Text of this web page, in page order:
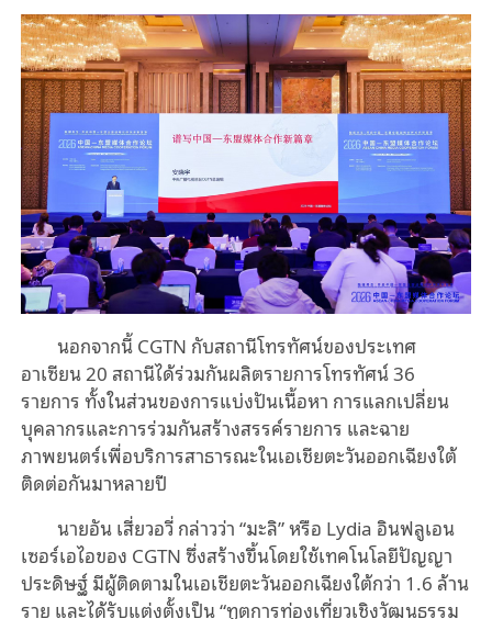
นอกจากนี้ CGTN กับสถานีโทรทัศน์ของประเทศ
อาเซียน 20 สถานีได้ร่วมกันผลิตรายการโทรทัศน์ 36
รายการ ทั้งในส่วนของการแบ่งปันเนื้อหา การแลกเปลี่ยน
บุคลากรและการร่วมกันสร้างสรรค์รายการ และฉาย
ภาพยนตร์เพื่อบริการสาธารณะในเอเชียตะวันออกเฉียงใต้
ติดต่อกันมาหลายปี
นายอัน เสี่ยวอวี่ กล่าวว่า “มะลิ” หรือ Lydia อินฟลูเอน
เซอร์เอไอของ CGTN ซึ่งสร้างขึ้นโดยใช้เทคโนโลยีปัญญา
ประดิษฐ์ มีผู้ติดตามในเอเชียตะวันออกเฉียงใต้กว่า 1.6 ล้าน
ราย และได้รับแต่งตั้งเป็น “ทูตการท่องเที่ยวเชิงวัฒนธรรม